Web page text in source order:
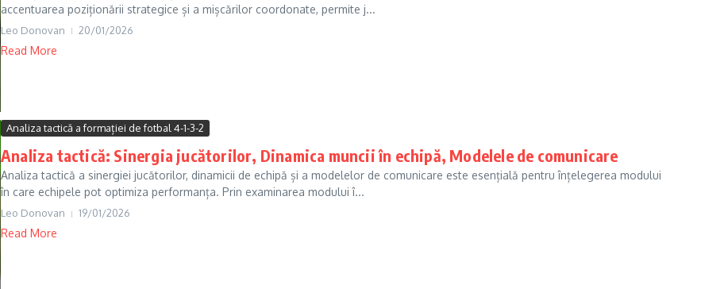
accentuarea poziționării strategice și a mișcărilor coordonate, permite j...
Leo Donovan 20/01/2026
Read More
Analiza tactică a formației de fotbal 4-1-3-2
Analiza tactică: Sinergia jucătorilor, Dinamica muncii în echipă, Modelele de comunicare
Analiza tactică a sinergiei jucătorilor, dinamicii de echipă și a modelelor de comunicare este esențială pentru înțelegerea modului
în care echipele pot optimiza performanța. Prin examinarea modului î...
Leo Donovan 19/01/2026
Read More